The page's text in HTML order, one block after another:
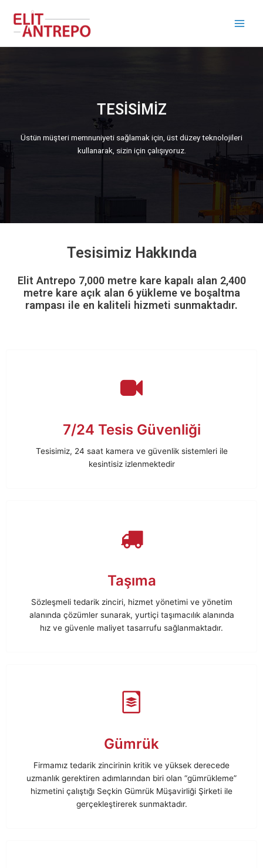
TESİSİMİZ
Üstün müşteri memnuniyeti sağlamak için, üst düzey teknolojileri
kullanarak, sizin için çalışıyoruz.
Tesisimiz Hakkında
Elit Antrepo 7,000 metre kare kapalı alan 2,400
metre kare açık alan 6 yükleme ve boşaltma
rampası ile en kaliteli hizmeti sunmaktadır.
7/24 Tesis Güvenliği
Tesisimiz, 24 saat kamera ve güvenlik sistemleri ile
kesintisiz izlenmektedir
Taşıma
Sözleşmeli tedarik zinciri, hizmet yönetimi ve yönetim
alanında çözümler sunarak, yurtiçi taşımacılık alanında
hız ve güvenle maliyet tasarrufu sağlanmaktadır.
Gümrük
Firmamız tedarik zincirinin kritik ve yüksek derecede
uzmanlık gerektiren adımlarından biri olan “gümrükleme”
hizmetini çalıştığı Seçkin Gümrük Müşavirliği Şirketi ile
gerçekleştirerek sunmaktadır.